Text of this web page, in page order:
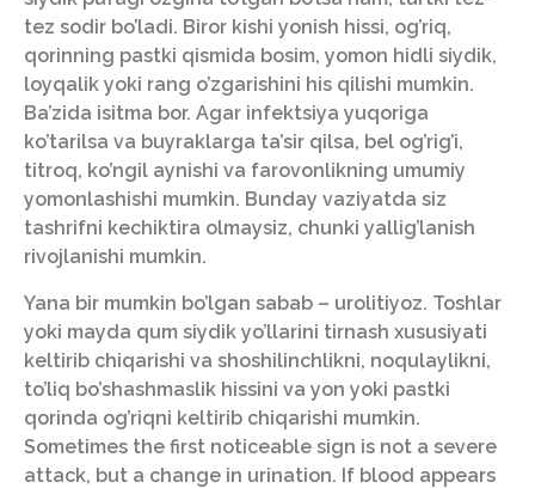
tez sodir bo’ladi. Biror kishi yonish hissi, og’riq,
qorinning pastki qismida bosim, yomon hidli siydik,
loyqalik yoki rang o’zgarishini his qilishi mumkin.
Ba’zida isitma bor. Agar infektsiya yuqoriga
ko’tarilsa va buyraklarga ta’sir qilsa, bel og’rig’i,
titroq, ko’ngil aynishi va farovonlikning umumiy
yomonlashishi mumkin. Bunday vaziyatda siz
tashrifni kechiktira olmaysiz, chunki yallig’lanish
rivojlanishi mumkin.
Yana bir mumkin bo’lgan sabab – urolitiyoz. Toshlar
yoki mayda qum siydik yo’llarini tirnash xususiyati
keltirib chiqarishi va shoshilinchlikni, noqulaylikni,
to’liq bo’shashmaslik hissini va yon yoki pastki
qorinda og’riqni keltirib chiqarishi mumkin.
Sometimes the first noticeable sign is not a severe
attack, but a change in urination. If blood appears